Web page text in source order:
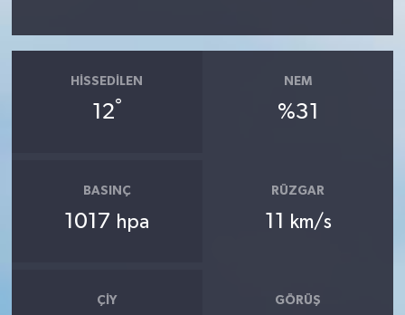
HISSEDILEN
12°
NEM
%31
BASINÇ
1017 hpa
RÜZGAR
11 km/s
ÇIY GÖRÜŞ